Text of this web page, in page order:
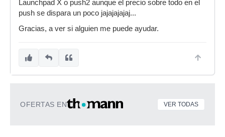
Launchpad X o push2 aunque el precio sobre todo en el
push se dispara un poco jajajajajaj...
Gracias, a ver si alguien me puede ayudar.
OFERTAS EN VER TODAS